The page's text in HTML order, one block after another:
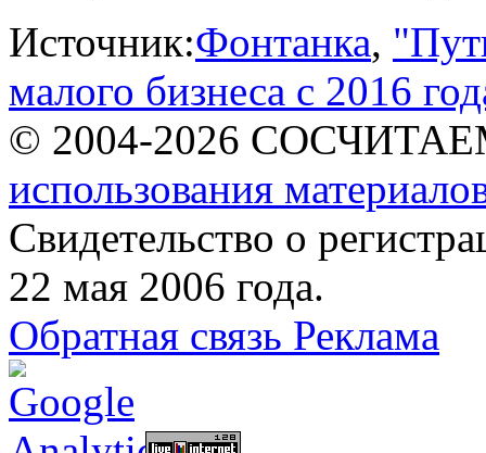
Источник:Фонтанка,
малого бизнеса с 2016
© 2004-2026
использования
Свидетельство о
22 мая 2006 года.
Обратная связь Реклама